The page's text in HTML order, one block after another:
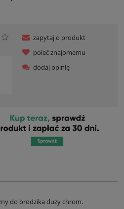
zapytaj o produkt
poleć znajomemu
dodaj opinię
do brodzika duży chrom.